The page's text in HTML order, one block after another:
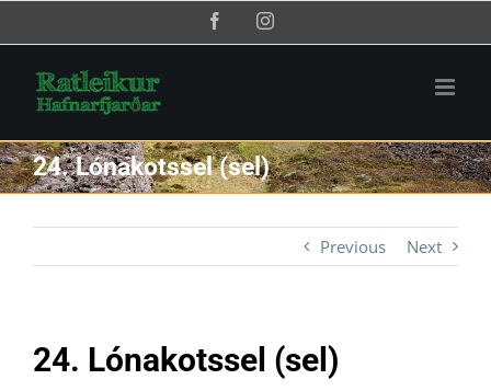
to
content
FacebookInstagram
24. Lónakotssel (sel)
Previous Next
24. Lónakotssel (sel)